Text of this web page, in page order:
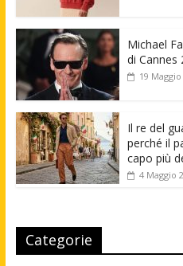
Michael
di Cannes
19 Maggio
Il re del
perché il
capo più
4 Maggio
Categorie